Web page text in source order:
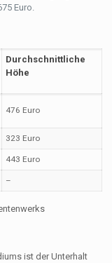
Euro.
Durchschnittliche
Höhe
476 Euro
323 Euro
443 Euro
–
ist der Unterhalt